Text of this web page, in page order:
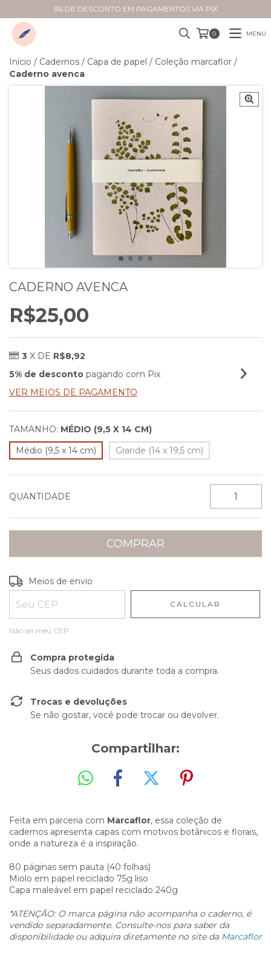
5% DE DESCONTO EM PAGAMENTOS VIA PIX
0 MENU
Início / Cadernos / Capa de papel / Coleção marcaflor /
Caderno avenca
CADERNO AVENCA
R$25,00
3 X DE R$8,92
5% de desconto pagando com Pix
VER MEIOS DE PAGAMENTO
TAMANHO: MÉDIO (9,5 X 14 CM)
Médio (9,5 x 14 cm)
Grande (14 x 19,5 cm)
QUANTIDADE
Entregas para o CEP:
Meios de envio
CALCULAR
Não sei meu CEP
Compra protegida
Seus dados cuidados durante toda a compra.
Trocas e devoluções
Se não gostar, você pode trocar ou devolver.
Compartilhar:
Feita em parceria com Marcaflor, essa coleção de
cadernos apresenta capas com motivos botânicos e florais,
onde a natureza é a inspiração.
80 páginas sem pauta (40 folhas)
Miolo em papel reciclado 75g liso
Capa maleável em papel reciclado 240g
*ATENÇÃO: O marca página não acompanha o caderno, é
vendido separadamente. Consulte-nos para saber da
disponibilidade ou adquira diretamente no site da Marcaflor